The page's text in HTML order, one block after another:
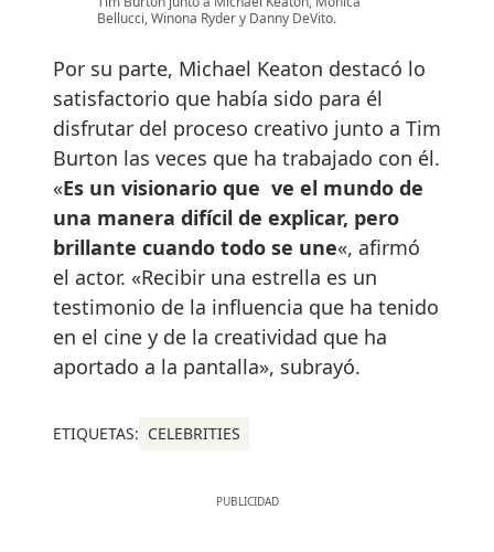
Bellucci, Winona Ryder y Danny DeVito.
Por su parte, Michael Keaton destacó lo
satisfactorio que había sido para él
disfrutar del proceso creativo junto a Tim
Burton las veces que ha trabajado con él.
«Es un visionario que ve el mundo de
una manera difícil de explicar, pero
brillante cuando todo se une«, afirmó
el actor. «Recibir una estrella es un
testimonio de la influencia que ha tenido
en el cine y de la creatividad que ha
aportado a la pantalla», subrayó.
ETIQUETAS: CELEBRITIES